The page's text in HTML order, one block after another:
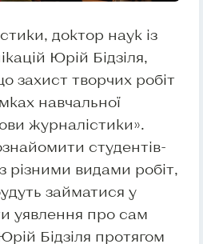
доктор наук із
Юрій Бідзіля,
захист творчих робіт
навчальної
журналістики».
студентів-
різними видами робіт,
займатися у
уявлення про сам
Бідзіля протягом